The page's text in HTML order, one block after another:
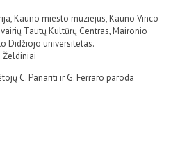
Kauno miesto muziejus, Kauno Vinco
Tautų Kultūrų Centras, Maironio
Didžiojo universitetas.
Želdiniai
C. Panariti ir G. Ferraro paroda